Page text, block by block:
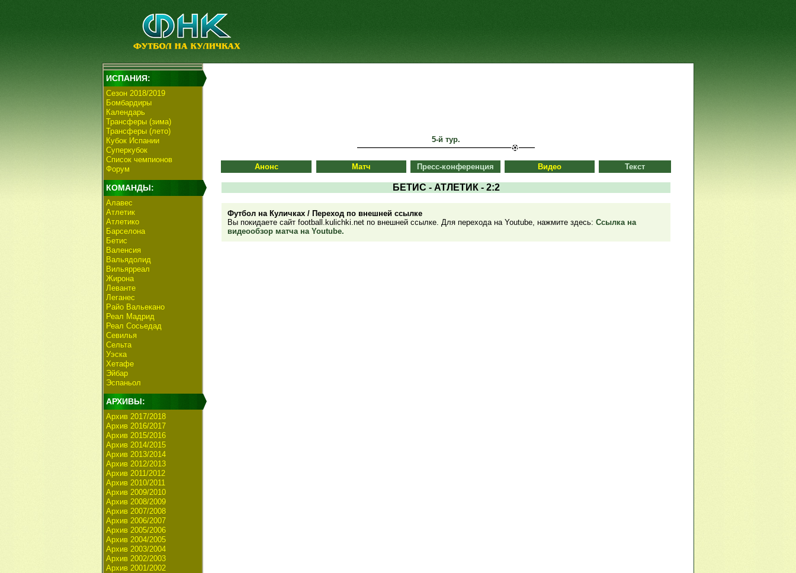
ИСПАНИЯ:
Сезон 2018/2019
Бомбардиры
Календарь
Трансферы (зима)
Трансферы (лето)
Кубок Испании
Суперкубок
Список чемпионов
Форум
КОМАНДЫ:
Алавес
Атлетик
Атлетико
Барселона
Бетис
Валенсия
Вальядолид
Вильярреал
Жирона
Леванте
Леганес
Райо Вальекано
Реал Мадрид
Реал Сосьедад
Севилья
Сельта
Уэска
Хетафе
Эйбар
Эспаньол
АРХИВЫ:
Архив 2017/2018
Архив 2016/2017
Архив 2015/2016
Архив 2014/2015
Архив 2013/2014
Архив 2012/2013
Архив 2011/2012
Архив 2010/2011
Архив 2009/2010
Архив 2008/2009
Архив 2007/2008
Архив 2006/2007
Архив 2005/2006
Архив 2004/2005
Архив 2003/2004
Архив 2002/2003
Архив 2001/2002
5-й тур.
Анонс Матч Пресс-конференция Видео Текст
БЕТИС - АТЛЕТИК - 2:2
Футбол на Куличках / Переход по внешней ссылке
Вы покидаете сайт football.kulichki.net по внешней ссылке. Для перехода на Youtube, нажмите здесь: Ссылка на
видеообзор матча на Youtube.